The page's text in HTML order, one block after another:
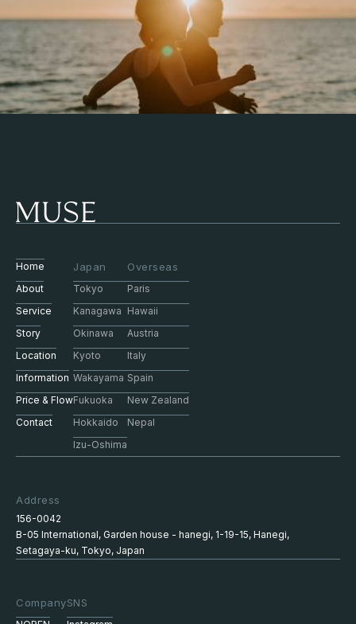
Home
About
Service
Story
Location
Information
Price & Flow
Contact
Japan
Tokyo
Kanagawa
Okinawa
Kyoto
Wakayama
Fukuoka
Hokkaido
Izu-Oshima
Overseas
Paris
Hawaii
Austria
Italy
Spain
New Zealand
Nepal
Address
156-0042
B-05 International, Garden house - hanegi, 1-19-15, Hanegi,
Setagaya-ku, Tokyo, Japan
CompanySNS